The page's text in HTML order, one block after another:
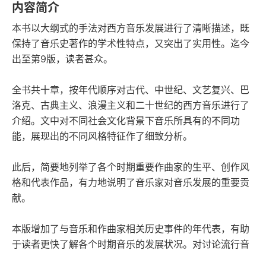
内容简介
本书以大纲式的手法对西方音乐发展进行了清晰描述，既
保持了音乐史著作的学术性特点，又突出了实用性。迄今
出至第9版，读者甚众。
全书共十章，按年代顺序对古代、中世纪、文艺复兴、巴
洛克、古典主义、浪漫主义和二十世纪的西方音乐进行了
介绍。文中对不同社会文化背景下音乐所具有的不同功
能，展现出的不同风格特征作了细致分析。
此后，简要地列举了各个时期重要作曲家的生平、创作风
格和代表作品，有力地说明了音乐家对音乐发展的重要贡
献。
本版增加了与音乐和作曲家相关历史事件的年代表，有助
于读者更快了解各个时期音乐的发展状况。对讨论流行音